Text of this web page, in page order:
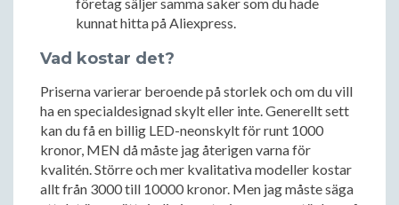
kunnat hitta på Aliexpress.
Vad kostar det?
Priserna varierar beroende på storlek och om du vill
ha en specialdesignad skylt eller inte. Generellt sett
kan du få en billig LED-neonskylt för runt 1000
kronor, MEN då måste jag återigen varna för
kvalitén. Större och mer kvalitativa modeller kostar
allt från 3000 till 10000 kronor. Men jag måste säga